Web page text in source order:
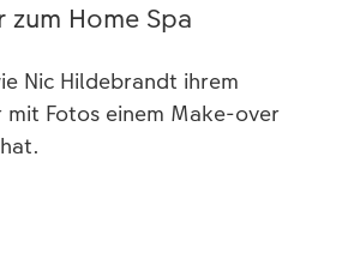
zum Home Spa
Nic Hildebrandt ihrem
mit Fotos einem Make-over